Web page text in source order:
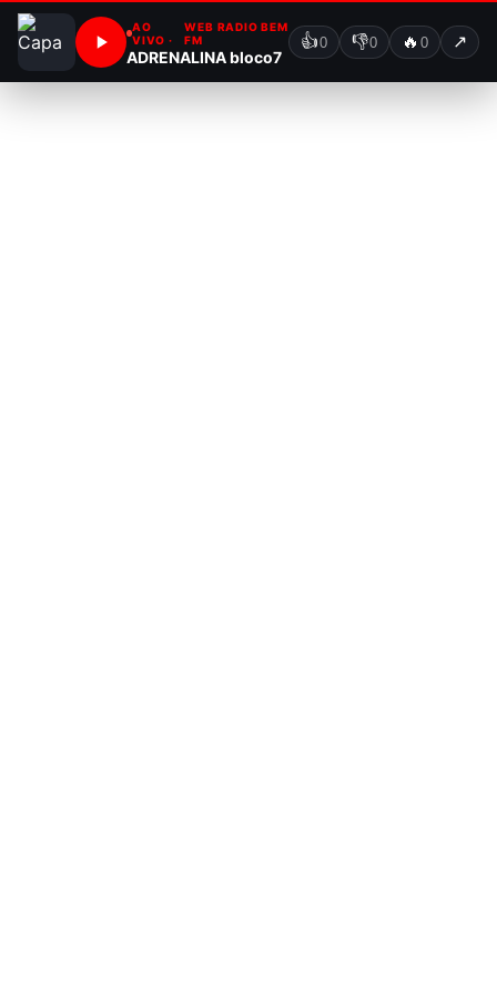
AO
VIVO ·
WEB RADIO BEM
FM
ADRENALINA bloco7
👍0 👎0 🔥 0 ↗